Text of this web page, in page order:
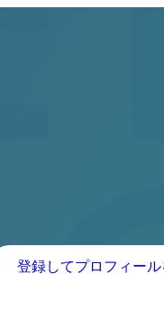
登録してプロフィール